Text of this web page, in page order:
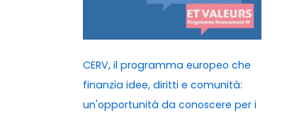
CERV, il programma europeo che
finanzia idee, diritti e comunità:
un'opportunità da conoscere per i